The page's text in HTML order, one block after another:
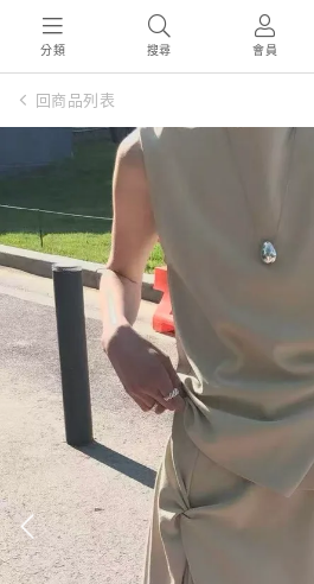
分類 搜尋 會員
回商品列表